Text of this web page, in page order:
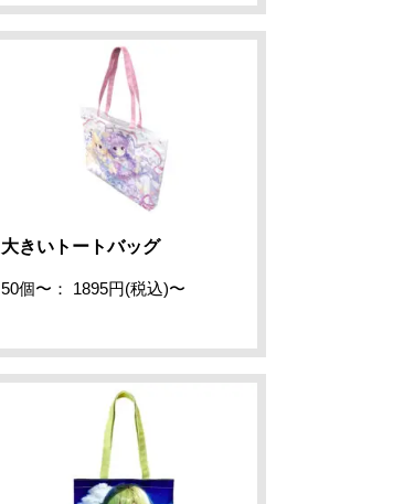
大きいトートバッグ
50個〜： 1895円(税込)〜